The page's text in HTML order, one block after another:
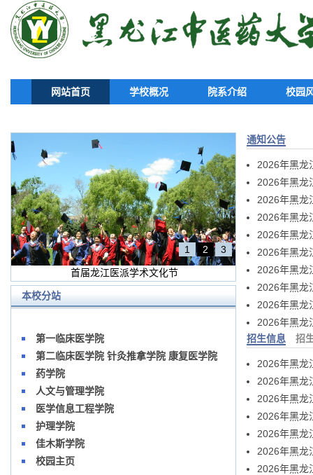
网站首页 学校概况 院系介绍 校园
首届龙江医派学术文化节
1 2 3
本校分站
第一临床医学院
第二临床医学院 针灸推拿学院 康复医学院
药学院
人文与管理学院
医学信息工程学院
护理学院
佳木斯学院
校园主页
通知公告
2026年黑龙
2026年黑龙
2026年黑龙
2026年黑龙
2026年黑龙
2026年黑龙
2026年黑龙
2026年黑龙
2026年黑龙
2026年黑龙
招生信息
招
2026年黑龙
2026年黑龙
2026年黑龙
2026年黑龙
2026年黑龙
2026年黑龙
2026年黑龙